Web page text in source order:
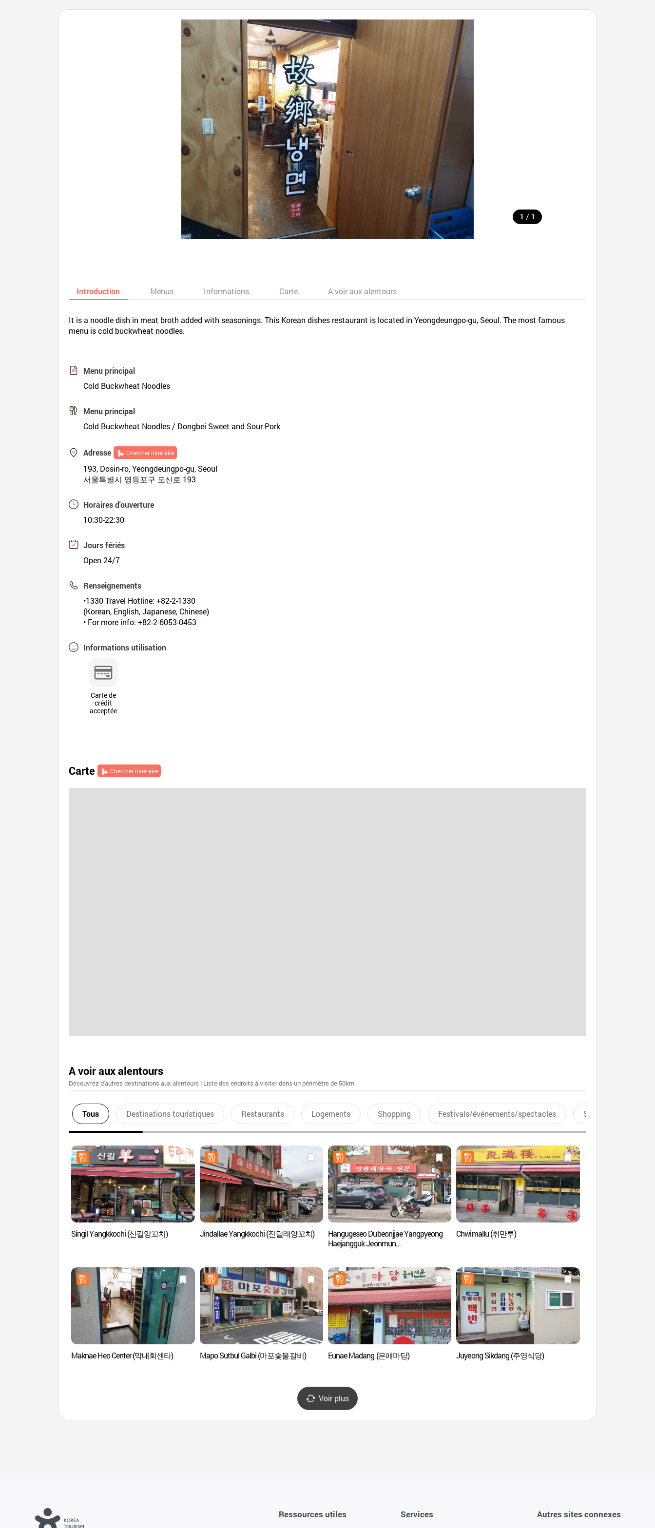
1 / 1
Introduction Menus Informations Carte A voir aux alentours
It is a noodle dish in meat broth added with seasonings. This Korean dishes restaurant is located in Yeongdeungpo-gu, Seoul. The most famous
menu is cold buckwheat noodles.
Menu principal
Cold Buckwheat Noodles
Menu principal
Cold Buckwheat Noodles / Dongbei Sweet and Sour Pork
Adresse Chercher itinéraire
193, Dosin-ro, Yeongdeungpo-gu, Seoul
서울특별시 영등포구 도신로 193
Horaires d'ouverture
10:30-22:30
Jours fériés
Open 24/7
Renseignements
•1330 Travel Hotline: +82-2-1330
(Korean, English, Japanese, Chinese)
• For more info: +82-2-6053-0453
Informations utilisation
Carte de
crédit
acceptée
Carte Chercher itinéraire
A voir aux alentours
Découvrez d'autres destinations aux alentours ! Liste des endroits à visiter dans un périmétre de 50km.
Tous Destinations touristiques Restaurants Logements Shopping Festivals/événements/spectacles Sports aquatiques
Singil Yangkkochi (신길양꼬치) Jindallae Yangkkochi (진달래양꼬치)
Hangugeseo Dubeonjjae Yangpyeong
Haejangguk Jeonmun
Chwimallu (취만루)
Maknae Heo Center (막내회센타) Mapo Sutbul Galbi (마포숯불갈비) Eunae Madang (은애마당) Juyeong Sikdang (주영식당)
Voir plus
Ressources utiles Services Autres sites connexes